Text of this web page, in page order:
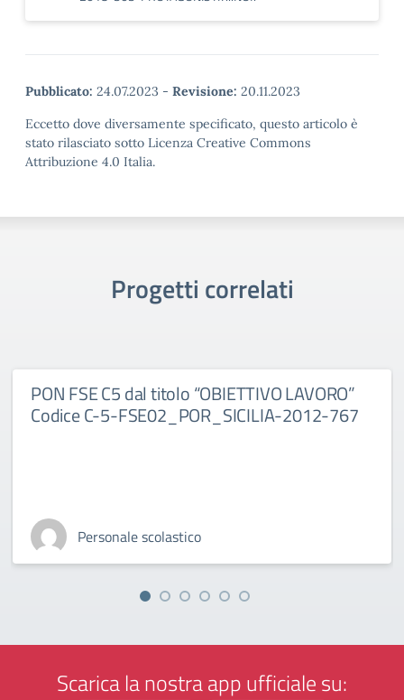
Pubblicato: 24.07.2023 - Revisione: 20.11.2023
Eccetto dove diversamente specificato, questo articolo è
stato rilasciato sotto Licenza Creative Commons
Attribuzione 4.0 Italia.
Progetti correlati
PON FSE C5 dal titolo “OBIETTIVO LAVORO”
Codice C-5-FSE02_POR_SICILIA-2012-767
Personale scolastico
Scarica la nostra app ufficiale su: